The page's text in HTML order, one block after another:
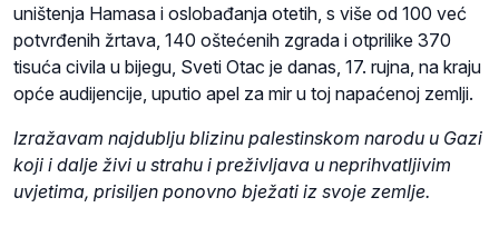
uništenja Hamasa i oslobađanja otetih, s više od 100 već
potvrđenih žrtava, 140 oštećenih zgrada i otprilike 370
tisuća civila u bijegu, Sveti Otac je danas, 17. rujna, na kraju
opće audijencije, uputio apel za mir u toj napaćenoj zemlji.
Izražavam najdublju blizinu palestinskom narodu u Gazi
koji i dalje živi u strahu i preživljava u neprihvatljivim
uvjetima, prisiljen ponovno bježati iz svoje zemlje.